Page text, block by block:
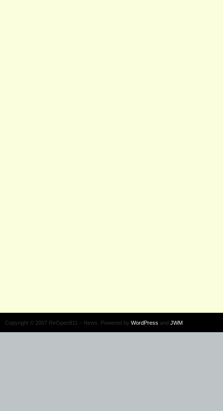
Copyright © 2007 ReOpen911 – News. Powered by WordPress and JWM